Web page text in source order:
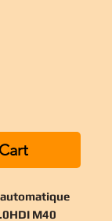
M40